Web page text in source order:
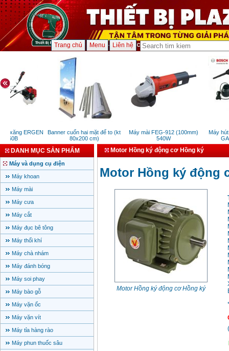
Trang chủ Menu Liên hệ
xăng ERGEN
Banner cuốn hai mặt đế to (kt
80x200 cm)
Máy mài FEG-912 (100mm)
540W
Máy hút
DANH MỤC SẢN PHẨM
Máy và dụng cụ điện
Máy khoan
Máy mài
Máy cưa
Máy cắt
Máy đục bê tông
Máy thổi khí
Máy chà nhám
Máy đánh bóng
Máy soi phay
Máy bào gỗ
Máy vặn ốc
Máy vặn vít
Máy tỉa hàng rào
Máy phun thuốc sâu
Motor Hồng ký động cơ Hồng ký
Motor Hồng ký động
Motor Hồng ký động cơ Hồng ký
(